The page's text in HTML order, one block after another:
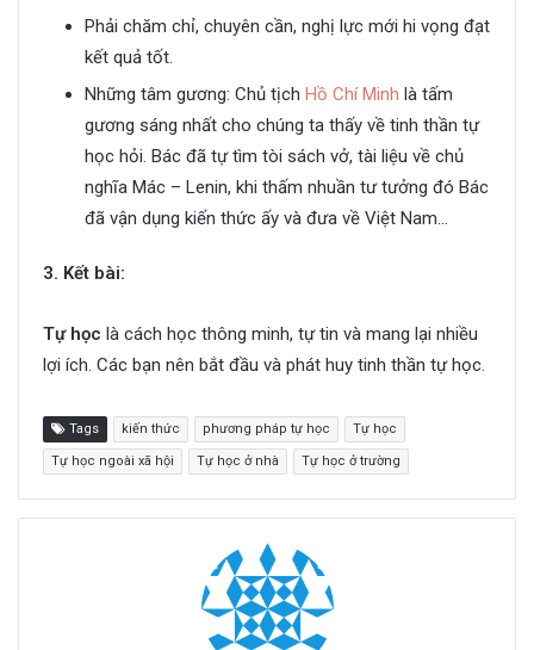
Phải chăm chỉ, chuyên cần, nghị lực mới hi vọng đạt
kết quả tốt.
Những tâm gương: Chủ tịch Hồ Chí Minh là tấm
gương sáng nhất cho chúng ta thấy về tinh thần tự
học hỏi. Bác đã tự tìm tòi sách vở, tài liệu về chủ
nghĩa Mác – Lenin, khi thấm nhuần tư tưởng đó Bác
đã vận dụng kiến thức ấy và đưa về Việt Nam…
3. Kết bài:
Tự học là cách học thông minh, tự tin và mang lại nhiều
lợi ích. Các bạn nên bắt đầu và phát huy tinh thần tự học.
Tags kiến thức phương pháp tự học Tự học
Tự học ngoài xã hội Tự học ở nhà Tự học ở trường